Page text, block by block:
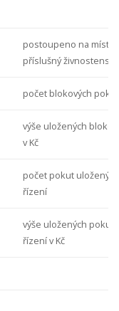
postoupeno na místně
příslušný
počet blokových pokut
výše uložených
v Kč
počet pokut
řízení
výše uložených pokut
řízení v Kč